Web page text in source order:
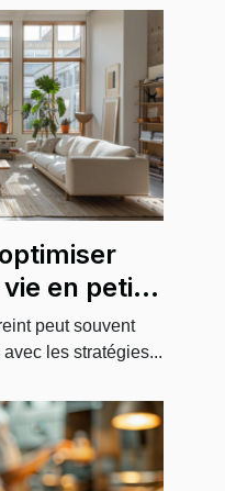
en petite
peut souvent
les stratégies...